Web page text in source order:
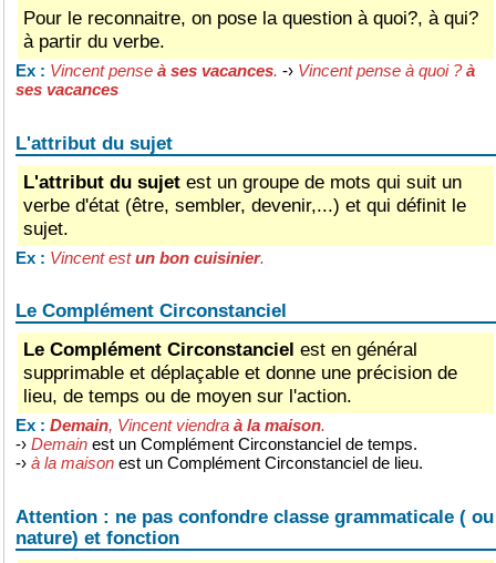
Pour le reconnaitre, on pose la question à quoi?, à qui?
à partir du verbe.
Ex : Vincent pense à ses vacances. -› Vincent pense à quoi ?à
ses vacances
L'attribut du sujet
L'attribut du sujet est un groupe de mots qui suit un
verbe d'état (être, sembler, devenir,...) et qui définit le
sujet.
Ex : Vincent estun bon cuisinier.
Le Complément Circonstanciel
Le Complément Circonstanciel est en général
supprimable et déplaçable et donne une précision de
lieu, de temps ou de moyen sur l'action.
Ex : Demain, Vincent viendra à la maison.
-› Demain est un Complément Circonstanciel de temps.
-› à la maison est un Complément Circonstanciel de lieu.
Attention : ne pas confondre classe grammaticale ( ou
nature) et fonction